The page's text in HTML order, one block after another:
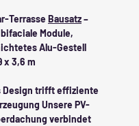
TerrasseBausatz–
Module,
Alu-Gestell
x 3,6 m
Design trifft effiziente
Unsere PV-
verbindet